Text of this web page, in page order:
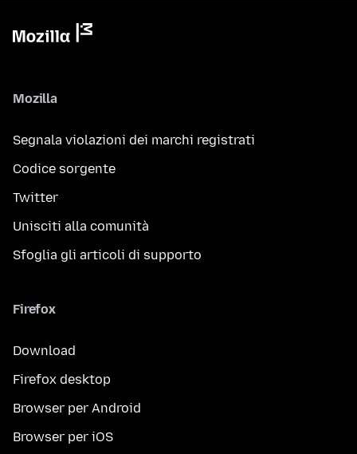
Mozilla
Segnala violazioni dei marchi registrati
Codice sorgente
Twitter
Unisciti alla comunità
Sfoglia gli articoli di supporto
Firefox
Download
Firefox desktop
Browser per Android
Browser per iOS